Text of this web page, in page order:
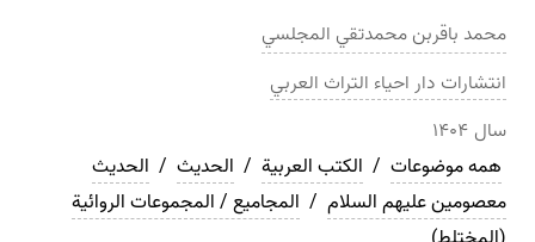
محمد باقربن محمدتقي المجلسي
انتشارات دار احياء التراث العربي
سال ۱۴۰۴
همه موضوعات / الکتب العربیة / الحدیث / الحديث
معصومین علیهم السلام / المجامیع / المجموعات الروائية